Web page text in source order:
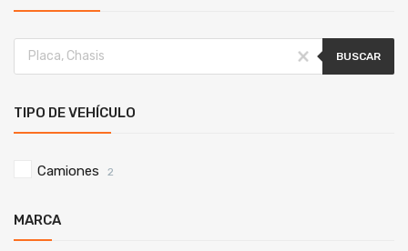
BUSCAR
TIPO DE VEHÍCULO
Camiones 2
MARCA